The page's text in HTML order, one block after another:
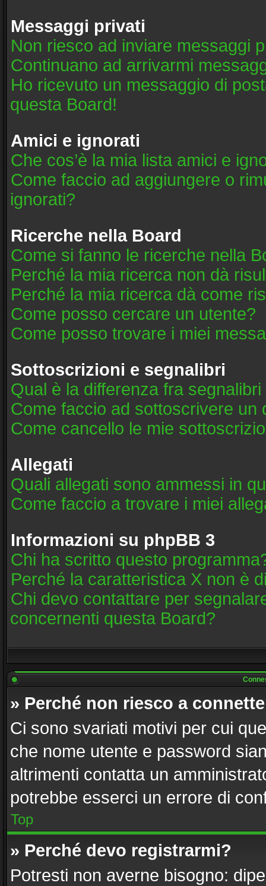
Messaggi privati
Non riesco ad inviare messaggi
Continuano ad arrivarmi
Ho ricevuto un messaggio di
questa Board!
Amici e ignorati
Che cos’è la mia lista amici e
Come faccio ad aggiungere o
ignorati?
Ricerche nella Board
Come si fanno le ricerche nella
Perché la mia ricerca non dà
Perché la mia ricerca dà come
Come posso cercare un utente?
Come posso trovare i miei
Sottoscrizioni e segnalibri
Qual è la differenza fra
Come faccio ad sottoscrivere un
Come cancello le mie
Allegati
Quali allegati sono ammessi in
Come faccio a trovare i miei
Informazioni su phpBB 3
Chi ha scritto questo
Perché la caratteristica X non è
Chi devo contattare per
concernenti questa Board?
» Perché non riesco a
Ci sono svariati motivi per cui
che nome utente e password
altrimenti contatta un
potrebbe esserci un errore di
Top
» Perché devo registrarmi?
Potresti non averne bisogno: